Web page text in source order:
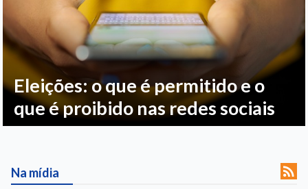
Eleições: o que é permitido e o
que é proibido nas redes sociais
Na mídia 